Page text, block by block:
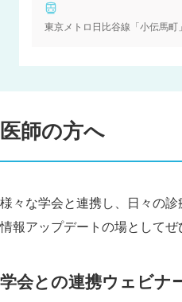
東京メトロ日比谷線「小伝馬
医師の方へ
様々な学会と連携し、日々の
情報アップデートの場としてぜ
学会との連携ウェビナ